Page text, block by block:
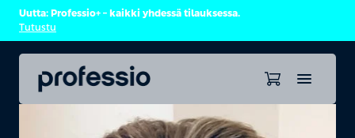
Uutta: Professio+ – kaikki yhdessä tilauksessa.
Tutustu